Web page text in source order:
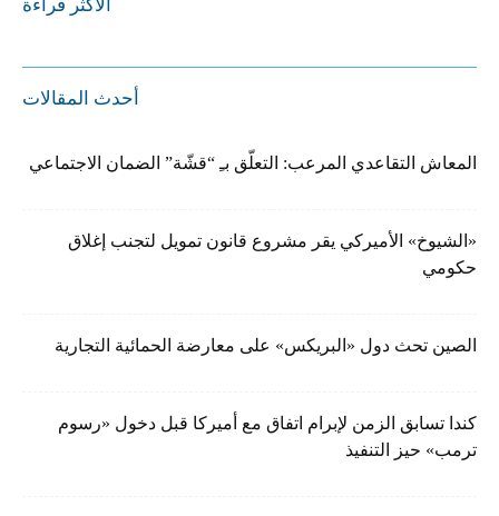
الأكثر قراءة
أحدث المقالات
المعاش التقاعدي المرعب: التعلّق بـِ “قشّة” الضمان الاجتماعي
«الشيوخ» الأميركي يقر مشروع قانون تمويل لتجنب إغلاق
حكومي
الصين تحث دول «البريكس» على معارضة الحمائية التجارية
كندا تسابق الزمن لإبرام اتفاق مع أميركا قبل دخول «رسوم
ترمب» حيز التنفيذ